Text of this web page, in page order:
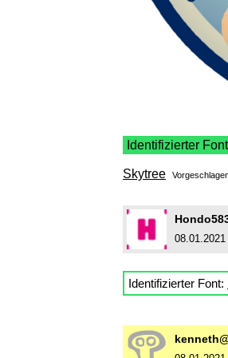
Identifizierter Font
Skytree
Identifizierter Font: